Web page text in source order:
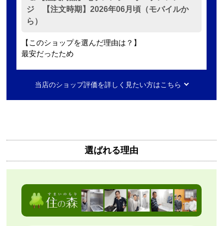
ジ 【注文時期】2026年06月頃（モバイルか
ら）
【このショップを選んだ理由は？】
最安だったため
2日ほど
さん
はい
ショップからの連絡や対応は適切でしたか？
はい
当店のショップ評価を詳しく見たい方はこちら
選ばれる理由